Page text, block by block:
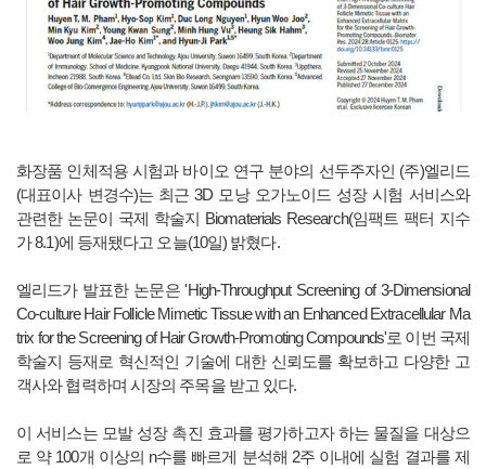
화장품 인체적용 시험과 바이오 연구 분야의 선두주자인 (주)엘리드
(대표이사 변경수)는 최근 3D 모낭 오가노이드 성장 시험 서비스와
관련한 논문이 국제 학술지 Biomaterials Research(임팩트 팩터 지수
가 8.1)에 등재됐다고 오늘(10일) 밝혔다.
엘리드가 발표한 논문은 'High-Throughput Screening of 3-Dimensional
Co-culture Hair Follicle Mimetic Tissue with an Enhanced Extracellular Ma
trix for the Screening of Hair Growth-Promoting Compounds'로 이번 국제
학술지 등재로 혁신적인 기술에 대한 신뢰도를 확보하고 다양한 고
객사와 협력하며 시장의 주목을 받고 있다.
이 서비스는 모발 성장 촉진 효과를 평가하고자 하는 물질을 대상으
로 약 100개 이상의 n수를 빠르게 분석해 2주 이내에 실험 결과를 제